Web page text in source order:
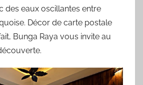
des eaux oscillantes entre
Décor de carte postale
Bunga Raya vous invite au